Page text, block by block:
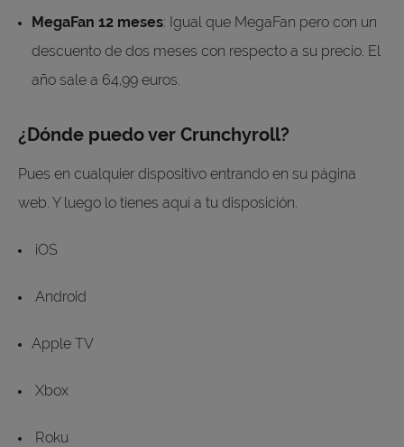
MegaFan 12 meses: Igual que MegaFan pero con un
descuento de dos meses con respecto a su precio. El
año sale a 64,99 euros.
¿Dónde puedo ver Crunchyroll?
Pues en cualquier dispositivo entrando en su página
web. Y luego lo tienes aquí a tu disposición.
iOS
Android
Apple TV
Xbox
Roku